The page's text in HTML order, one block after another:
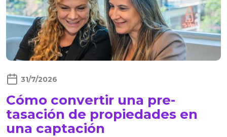
31/7/2026
Cómo convertir una pre-
tasación de propiedades en
una captación